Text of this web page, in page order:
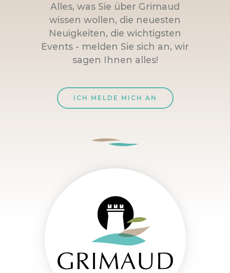
Alles, was Sie über Grimaud
wissen wollen, die neuesten
Neuigkeiten, die wichtigsten
Events - melden Sie sich an, wir
sagen Ihnen alles!
ICH MELDE MICH AN